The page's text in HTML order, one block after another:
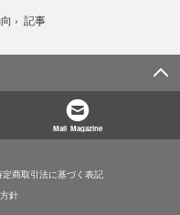
› 記事
Mail Magazine
定商取引法に基づく表記
針